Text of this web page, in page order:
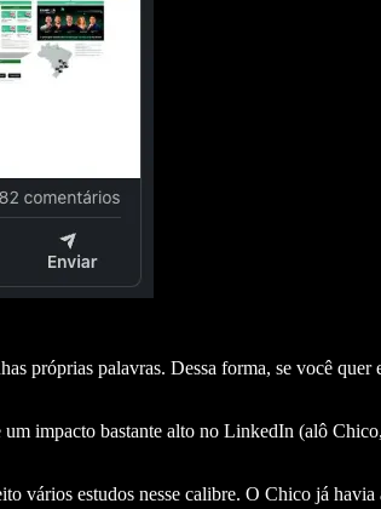
próprias palavras. Dessa forma, se você
um impacto bastante alto no LinkedIn (alô
vários estudos nesse calibre. O Chico já